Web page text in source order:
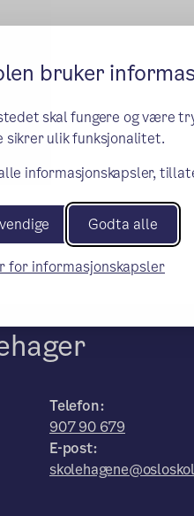
bruker
skal fungere og være
sikrer ulik funksjonalitet.
informasjonskapsler,
Godta alle
for informasjonskapsler
Telefon:
907 90 679
E-post: